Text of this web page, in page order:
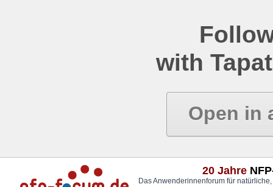
with
Open in
20 Jahre
Das Anwenderinnenforum für